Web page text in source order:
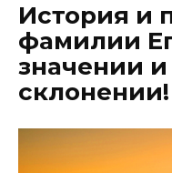
История и
фамилии
значении
склонении!